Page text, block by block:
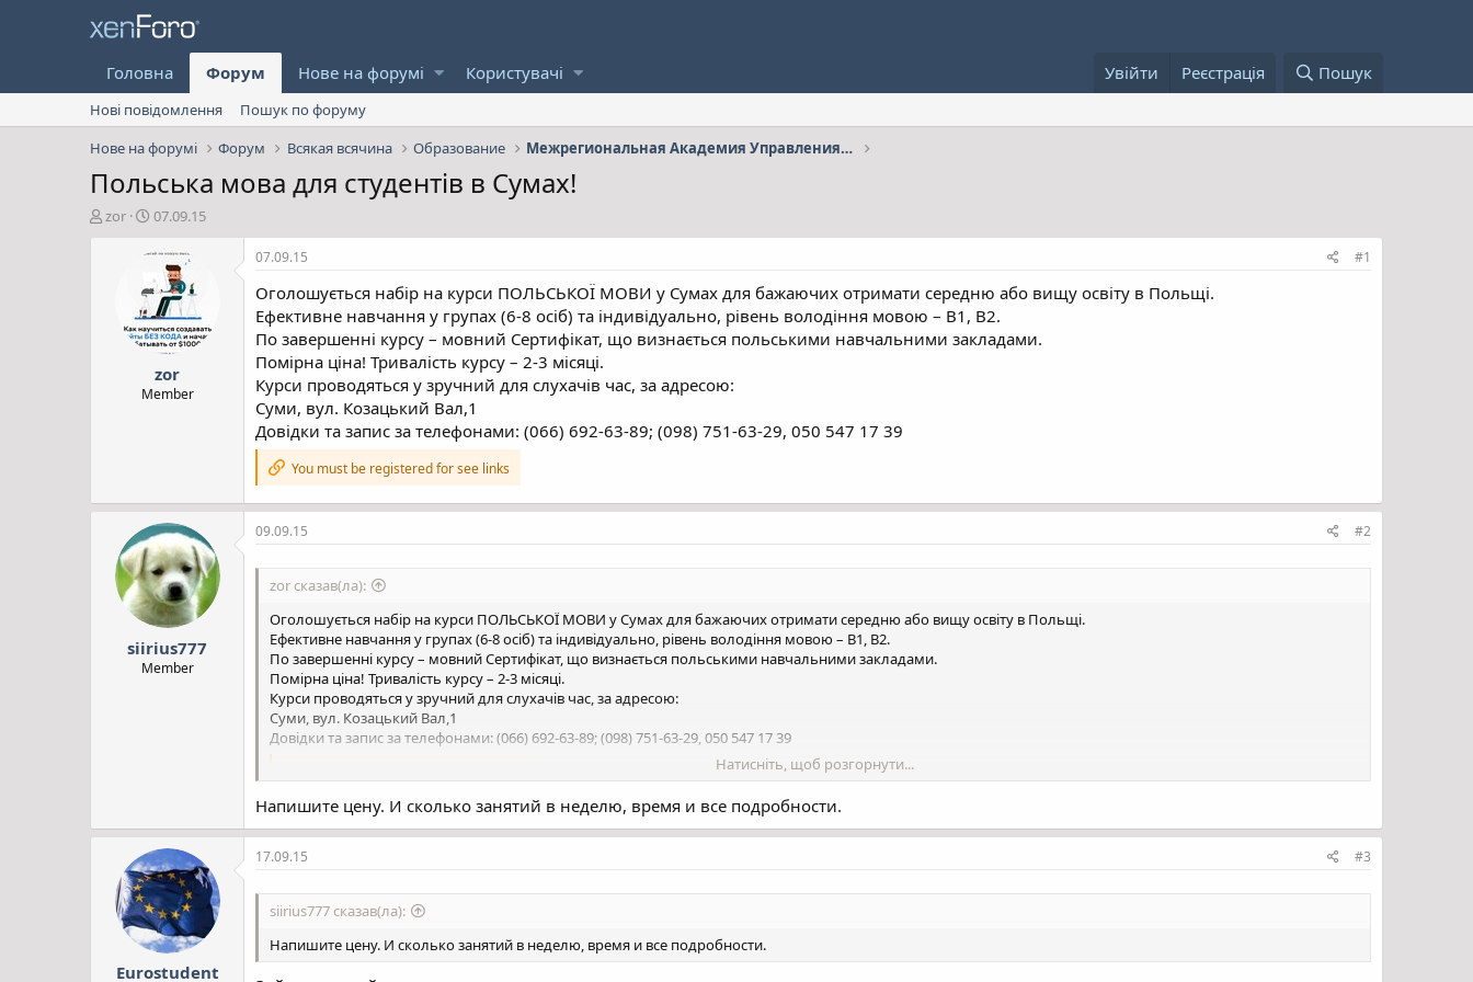
Головна Форум Нове на форумі Користувачі Увійти Реєстрація Пошук
Нові повідомлення
Пошук по форуму
Нове на форумі
Форум Всякая всячина Образование Межрегиональная Академия Управления Персоналом
Польська мова для студентів в Сумах!
А
zor
Д
т
с
т
в
о
р
е
07.09.15
zor
Member
07.09.15 #1
Оголошується набір на курси ПОЛЬСЬКОЇ МОВИ у Сумах для бажаючих отримати середню або вищу освіту в Польщі.
Ефективне навчання у групах (6-8 осіб) та індивідуально, рівень володіння мовою – B1, B2.
По завершенні курсу – мовний Сертифікат, що визнається польськими навчальними закладами.
Помірна ціна! Тривалість курсу – 2-3 місяці.
Курси проводяться у зручний для слухачів час, за адресою:
Суми, вул. Козацький Вал,1
Довідки та запис за телефонами: (066) 692-63-89; (098) 751-63-29, 050 547 17 39
You must be registered for see links
siirius777
Member
09.09.15 #2
zor сказав(ла):
Оголошується набір на курси ПОЛЬСЬКОЇ МОВИ у Сумах для бажаючих отримати середню або вищу освіту в Польщі.
Ефективне навчання у групах (6-8 осіб) та індивідуально, рівень володіння мовою – B1, B2.
По завершенні курсу – мовний Сертифікат, що визнається польськими навчальними закладами.
Помірна ціна! Тривалість курсу – 2-3 місяці.
Курси проводяться у зручний для слухачів час, за адресою:
Суми, вул. Козацький Вал,1
Довідки та запис за телефонами: (066) 692-63-89; (098) 751-63-29, 050 547 17 39
Натисніть, щоб розгорнути...
Напишите цену. И сколько занятий в неделю, время и все подробности.
Eurostudent
17.09.15 #3
siirius777 сказав(ла):
Напишите цену. И сколько занятий в неделю, время и все подробности.